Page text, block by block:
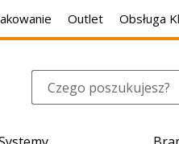
Outlet Obsługa